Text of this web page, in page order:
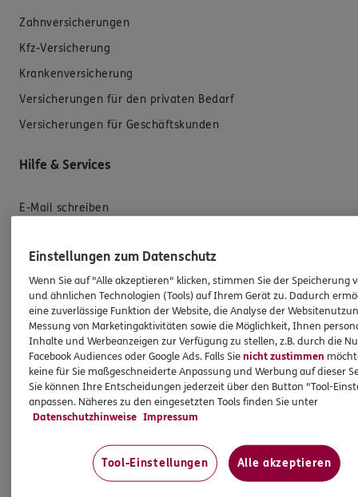
Zahnversicherungen
Kfz-Versicherung
Krankenversicherung
Versicherungen für den privaten Bedarf
Versicherungen für Geschäftskunden
Hilfe & Services
E-Mail schreiben
Erstkontaktinformationen
EU-Offenlegungsvereinbarung
Datenverarbeitung
Das könnte Sie auch interessieren
Unsere Agentur
Referenzen
Kooperationspartner
Einstellungen zum Datenschutz
Wenn Sie auf "Alle akzeptieren" klicken, stimmen Sie der Speicherung
und ähnlichen Technologien (Tools) auf Ihrem Gerät zu. Dadurch
eine zuverlässige Funktion der Website, die Analyse der
Messung von Marketingaktivitäten sowie die Möglichkeit, Ihnen
Inhalte und Werbeanzeigen zur Verfügung zu stellen, z.B. durch die
Facebook Audiences oder Google Ads. Falls Sienicht zustimmen
keine für Sie maßgeschneiderte Anpassung und Werbung auf dieser
Sie können Ihre Entscheidungen jederzeit über den Button "Tool-
anpassen. Näheres zu den eingesetzten Tools finden Sie unter
Datenschutzhinweise Impressum
Tool-Einstellungen Alle akzeptieren